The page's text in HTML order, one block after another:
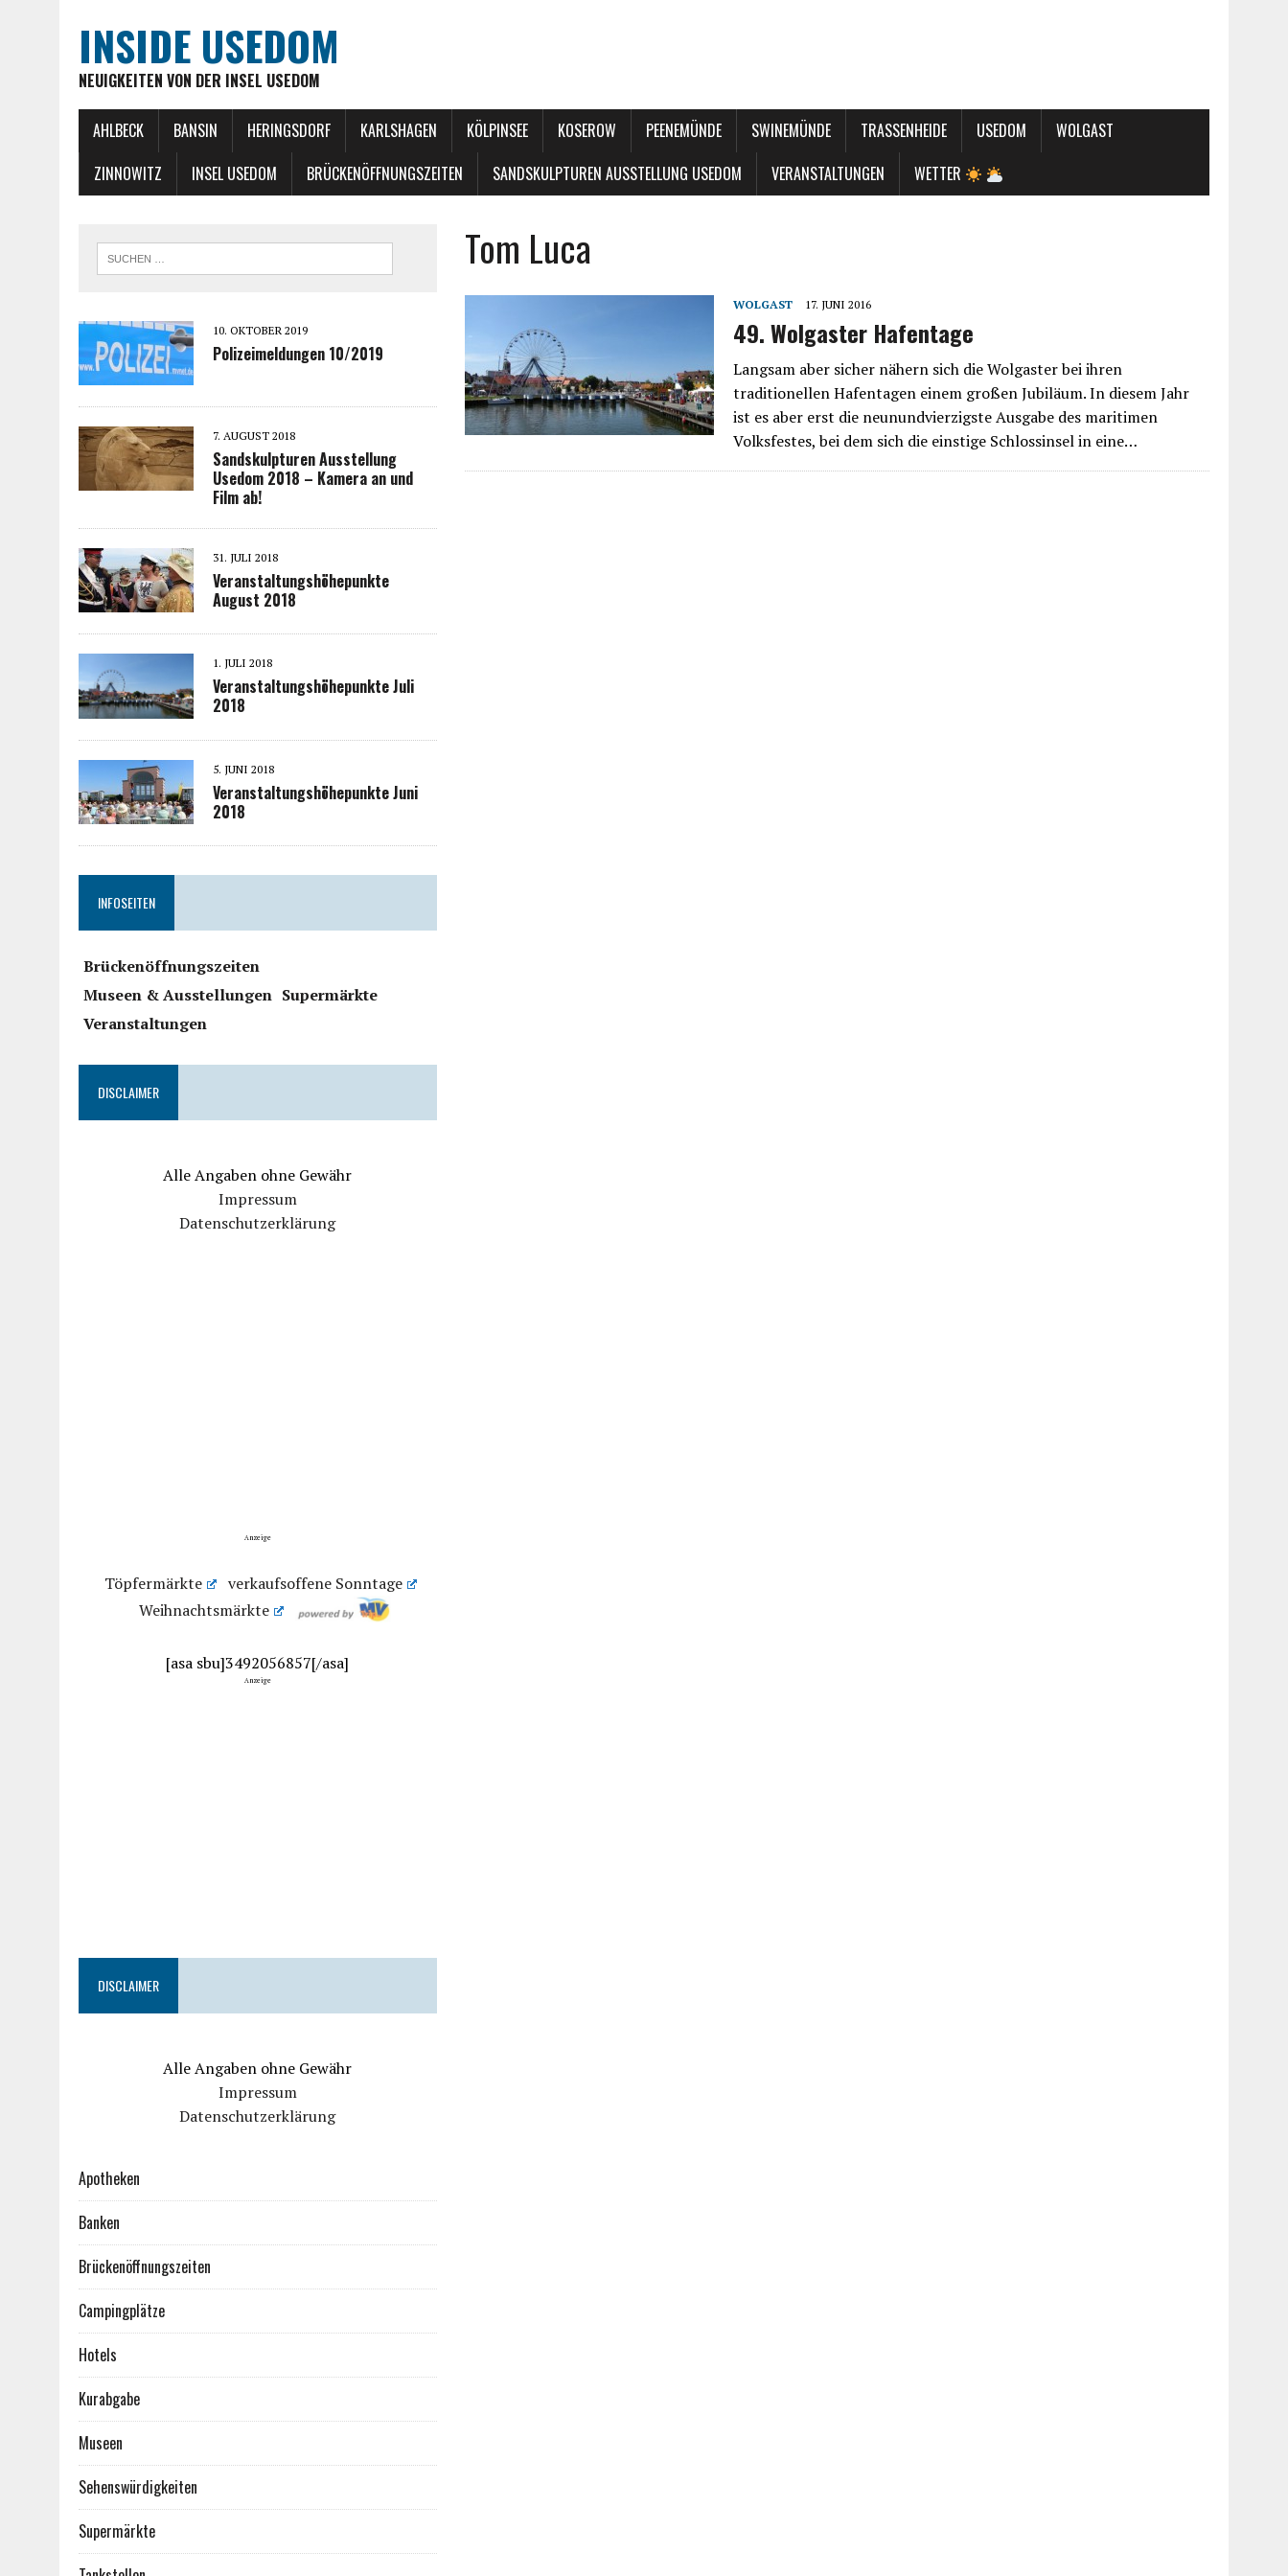
INSIDE USEDOM
NEUIGKEITEN VON DER INSEL USEDOM
AHLBECK BANSIN HERINGSDORF KARLSHAGEN KÖLPINSEE KOSEROW PEENEMÜNDE SWINEMÜNDE TRASSENHEIDE USEDOM
WOLGAST
ZINNOWITZ
INSEL USEDOM BRÜCKENÖFFNUNGSZEITEN SANDSKULPTUREN AUSSTELLUNG USEDOM VERANSTALTUNGEN WETTER
Tom Luca
WOLGAST 17. JUNI 2016
49. Wolgaster Hafentage
Langsam aber sicher nähern sich die Wolgaster bei ihren
traditionellen Hafentagen einem großen Jubiläum. In diesem Jahr
ist es aber erst die neunundvierzigste Ausgabe des maritimen
Volksfestes, bei dem sich die einstige Schlossinsel in eine…
10. OKTOBER 2019
Polizeimeldungen 10/2019
7. AUGUST 2018
Sandskulpturen Ausstellung
Usedom 2018 – Kamera an und
Film ab!
31. JULI 2018
Veranstaltungshöhepunkte
August 2018
1. JULI 2018
Veranstaltungshöhepunkte Juli
2018
5. JUNI 2018
Veranstaltungshöhepunkte Juni
2018
INFOSEITEN
Brückenöffnungszeiten
Museen & Ausstellungen Supermärkte
Veranstaltungen
DISCLAIMER
Alle Angaben ohne Gewähr
Impressum
Datenschutzerklärung
Anzeige
Töpfermärkte
verkaufsoffene Sonntage
Weihnachtsmärkte
[asa sbu]3492056857[/asa]
Anzeige
DISCLAIMER
Alle Angaben ohne Gewähr
Impressum
Datenschutzerklärung
Apotheken
Banken
Brückenöffnungszeiten
Campingplätze
Hotels
Kurabgabe
Museen
Sehenswürdigkeiten
Supermärkte